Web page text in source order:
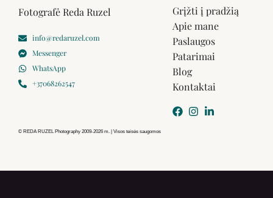
Fotografė Reda Ruzel
info@redaruzel.com
Messenger
WhatsApp
+37068262547
Grįžti į pradžią
Apie mane
Paslaugos
Patarimai
Blog
Kontaktai
© REDA RUZEL Photography 2009-2026 m. | Visos teisės saugomos